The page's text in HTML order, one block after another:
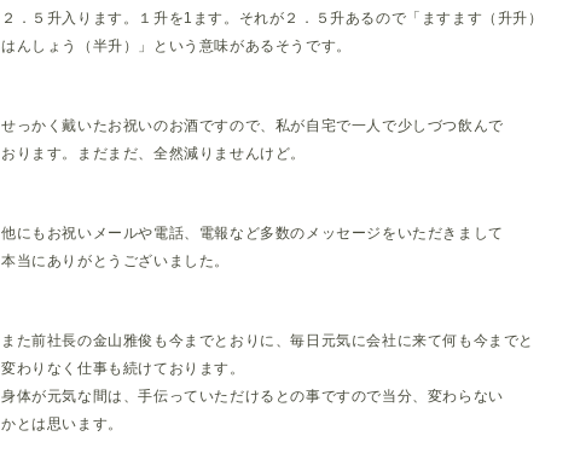
２．５升入ります。１升を1ます。それが２．５升あるので「ますます（升升）
はんしょう（半升）」という意味があるそうです。
せっかく戴いたお祝いのお酒ですので、私が自宅で一人で少しづつ飲んで
おります。まだまだ、全然減りませんけど。
他にもお祝いメールや電話、電報など多数のメッセージをいただきまして
本当にありがとうございました。
また前社長の金山雅俊も今までとおりに、毎日元気に会社に来て何も今までと
変わりなく仕事も続けております。
身体が元気な間は、手伝っていただけるとの事ですので当分、変わらない
かとは思います。